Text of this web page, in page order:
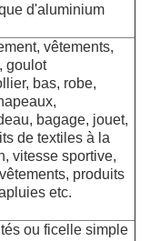
d'aluminium
vêtements,
goulot
bas, robe,
bagage, jouet,
de textiles à la
vitesse sportive,
produits
etc.
ou ficelle simple